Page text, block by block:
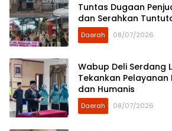
Tuntas Dugaan
dan Serahkan
Demokrat Sumut
Daerah 08/07/2026
Wabup Deli Serdang
Tekankan
dan Humanis
Daerah 08/07/2026